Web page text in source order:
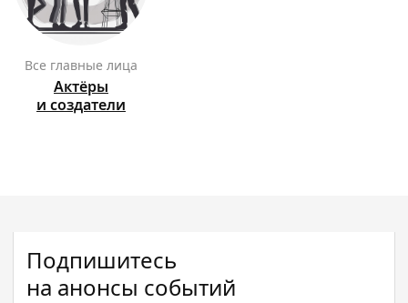
Все главные лица
Актёры
и создатели
Подпишитесь
на анонсы событий